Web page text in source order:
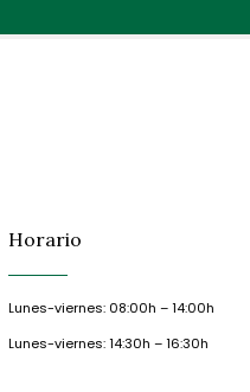
Horario
Lunes-viernes: 08:00h – 14:00h
Lunes-viernes: 14:30h – 16:30h